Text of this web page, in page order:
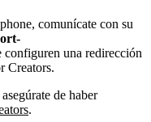
comunícate con su
configuren una redirección
Creators.
de haber
.